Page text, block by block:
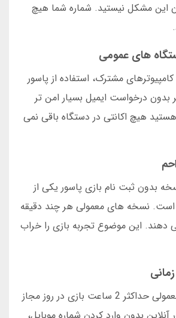
این مشکل نیستید. شماره شما هیچ
های عمومی
مشترک، استفاده از پاسور
بدون درخواست ایمیل بسیار امن تر
هیچ اکانتی در دستگاه باقی نمی
بدون ثبت نام بازی پاسور یکی از
است. نسخه های معمولی هر چند دقیقه
دهند. این موضوع تجربه بازی را خراب
برخی سایت های معمولی حداکثر 2 ساعت بازی در روز مجاز